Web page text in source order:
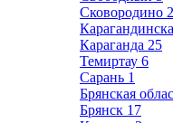
Сковородино 2
Караганда 25
Темиртау 6
Сарань 1
Брянская
Брянск 17